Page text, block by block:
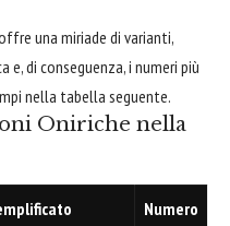
una miriade di varianti,
di conseguenza, i numeri più
nella tabella seguente.
Oniriche nella
Numero